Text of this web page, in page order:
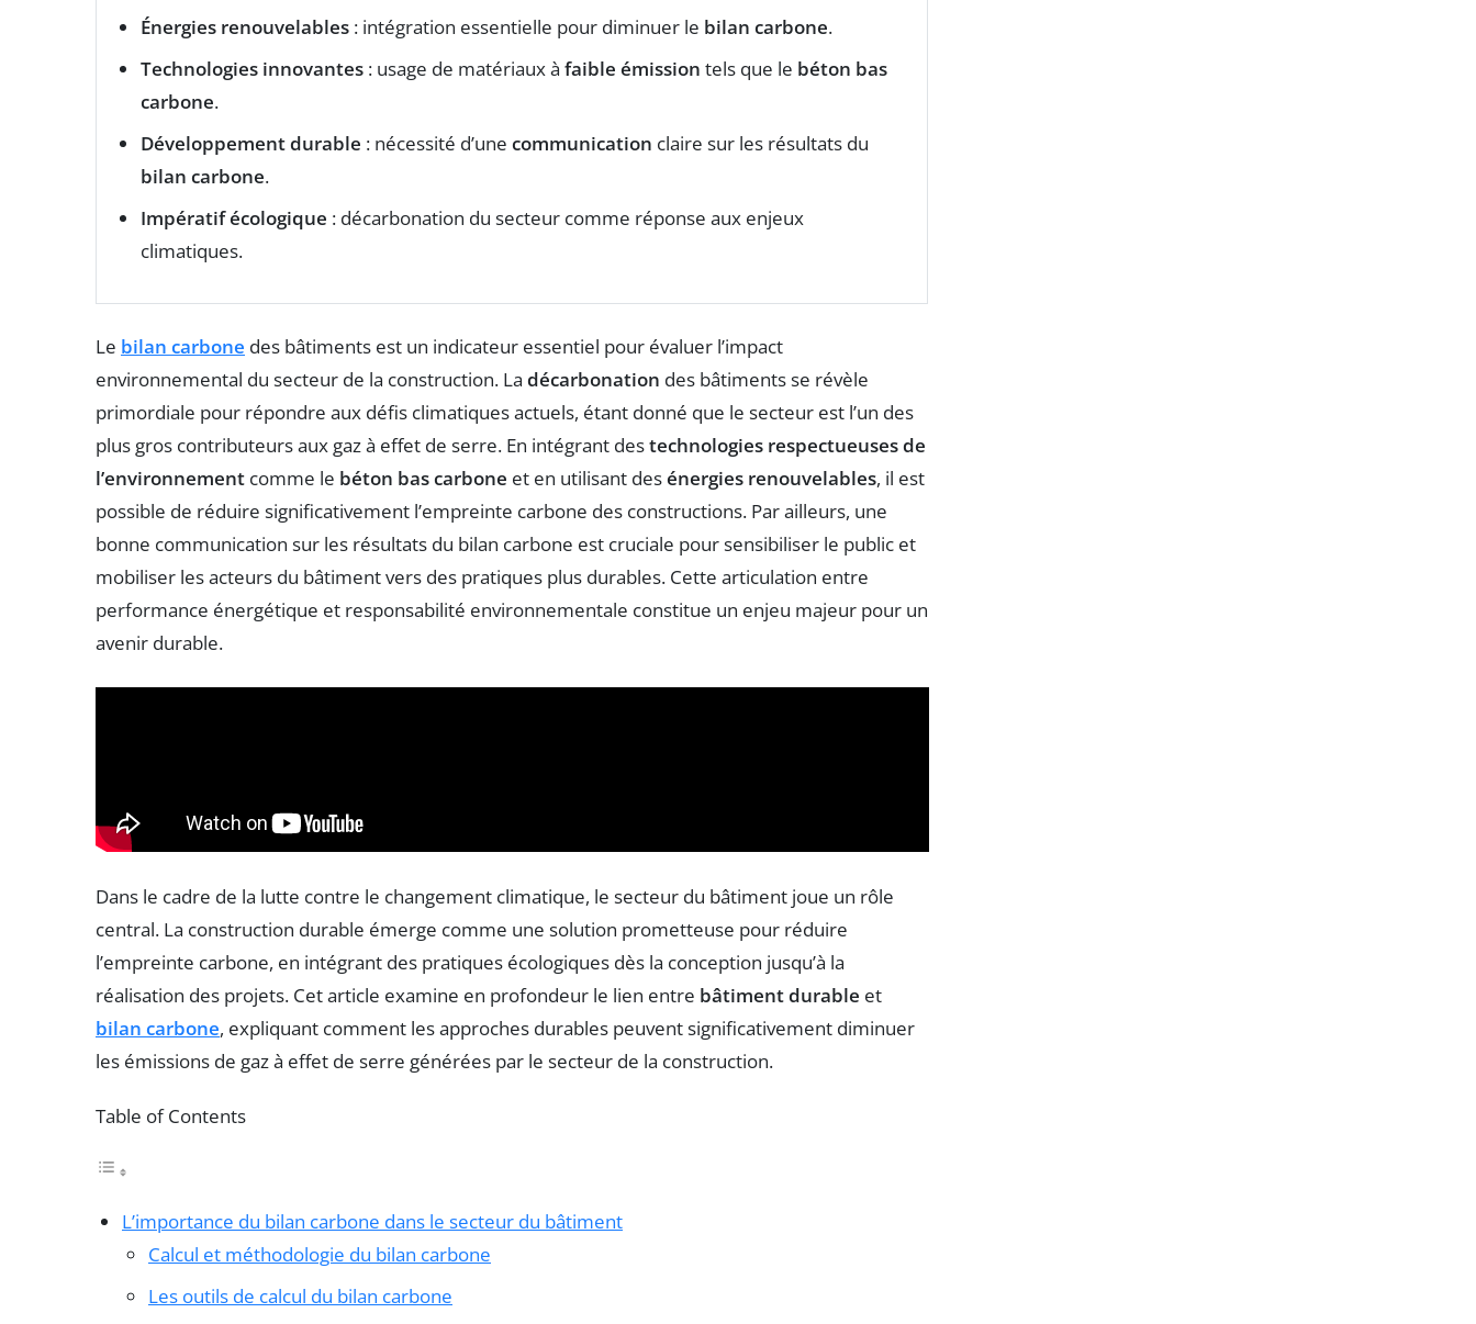
Énergies renouvelables : intégration essentielle pour diminuer le bilan carbone.
Technologies innovantes : usage de matériaux à faible émission tels que le béton bas
carbone.
Développement durable : nécessité d’une communication claire sur les résultats du
bilan carbone.
Impératif écologique : décarbonation du secteur comme réponse aux enjeux
climatiques.
Le bilan carbone des bâtiments est un indicateur essentiel pour évaluer l’impact
environnemental du secteur de la construction. La décarbonation des bâtiments se révèle
primordiale pour répondre aux défis climatiques actuels, étant donné que le secteur est l’un des
plus gros contributeurs aux gaz à effet de serre. En intégrant destechnologies respectueuses de
l’environnement comme le béton bas carbone et en utilisant desénergies renouvelables, il est
possible de réduire significativement l’empreinte carbone des constructions. Par ailleurs, une
bonne communication sur les résultats du bilan carbone est cruciale pour sensibiliser le public et
mobiliser les acteurs du bâtiment vers des pratiques plus durables. Cette articulation entre
performance énergétique et responsabilité environnementale constitue un enjeu majeur pour un
avenir durable.
Dans le cadre de la lutte contre le changement climatique, le secteur du bâtiment joue un rôle
central. La construction durable émerge comme une solution prometteuse pour réduire
l’empreinte carbone, en intégrant des pratiques écologiques dès la conception jusqu’à la
réalisation des projets. Cet article examine en profondeur le lien entre bâtiment durable et
bilan carbone, expliquant comment les approches durables peuvent significativement diminuer
les émissions de gaz à effet de serre générées par le secteur de la construction.
Table of Contents
L’importance du bilan carbone dans le secteur du bâtiment
Calcul et méthodologie du bilan carbone
Les outils de calcul du bilan carbone